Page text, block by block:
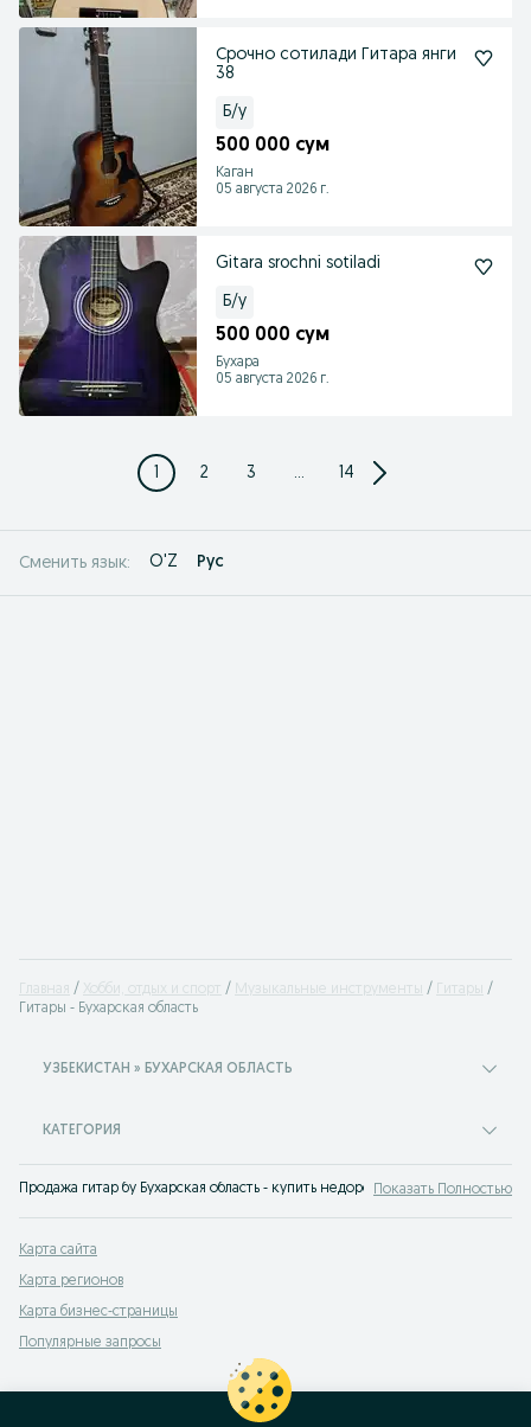
Срочно сотилади Гитара янги
38
Б/у
500 000 сум
Каган
05 августа 2026 г.
Gitara srochni sotiladi
Б/у
500 000 сум
Бухара
05 августа 2026 г.
1 2 3 ... 14
Сменить язык: O'Z Рус
Главная Хобби, отдых и спорт Музыкальные инструменты
Гитары
Гитары - Бухарская область
УЗБЕКИСТАН » БУХАРСКАЯ ОБЛАСТЬ
КАТЕГОРИЯ
Продажа гитар бу Бухарская область - купить недорогую гитару на доске
Показать Полностью
Карта сайта
Карта регионов
Карта бизнес-страницы
Популярные запросы